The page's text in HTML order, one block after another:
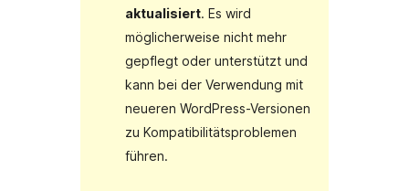
aktualisiert. Es wird
möglicherweise nicht mehr
gepflegt oder unterstützt und
kann bei der Verwendung mit
neueren WordPress-Versionen
zu Kompatibilitätsproblemen
führen.